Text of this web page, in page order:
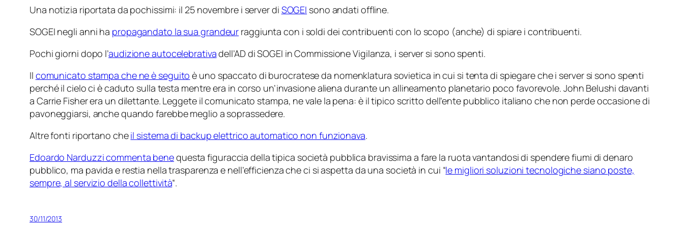
Una notizia riportata da pochissimi: il 25 novembre i server di SOGEI sono andati offline.
SOGEI negli anni ha propagandato la sua grandeur raggiunta con i soldi dei contribuenti con lo scopo (anche) di spiare i contribuenti.
Pochi giorni dopo l’audizione autocelebrativadell’AD di SOGEI in Commissione Vigilanza, i server si sono spenti.
Il comunicato stampa che ne è seguito è uno spaccato di burocratese da nomenklatura sovietica in cui si tenta di spiegare che i server si sono spenti
perché il cielo ci è caduto sulla testa mentre era in corso un’invasione aliena durante un allineamento planetario poco favorevole. John Belushi davanti
a Carrie Fisher era un dilettante. Leggete il comunicato stampa, ne vale la pena: è il tipico scritto dell’ente pubblico italiano che non perde occasione di
pavoneggiarsi, anche quando farebbe meglio a soprassedere.
Altre fonti riportano cheil sistema di backup elettrico automatico non funzionava.
Edoardo Narduzzi commenta benequesta figuraccia della tipica società pubblica bravissima a fare la ruota vantandosi di spendere fiumi di denaro
pubblico, ma pavida e restia nella trasparenza e nell’efficienza che ci si aspetta da una società in cui “le migliori soluzioni tecnologiche siano poste,
sempre, al servizio della collettività“.
30/11/2013